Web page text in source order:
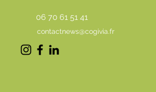
06 70 61 51 41
contactnews@cogivia.fr